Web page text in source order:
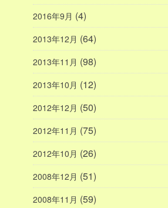
2016年9月 (4)
2013年12月 (64)
2013年11月 (98)
2013年10月 (12)
2012年12月 (50)
2012年11月 (75)
2012年10月 (26)
2008年12月 (51)
2008年11月 (59)